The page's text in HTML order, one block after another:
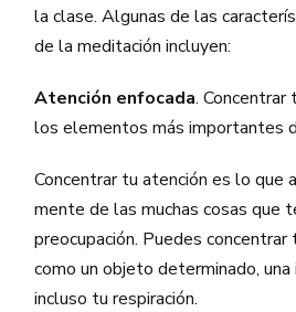
la clase. Algunas de las
de la meditación incluyen:
Atención enfocada. Concentrar
los elementos más importantes
Concentrar tu atención es lo que
mente de las muchas cosas que
preocupación. Puedes concentrar
como un objeto determinado, una
incluso tu respiración.